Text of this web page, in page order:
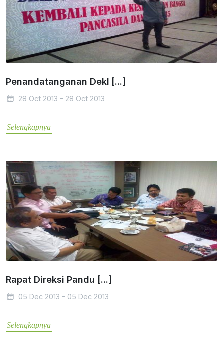
Penandatanganan Dekl [...]
28 Oct 2013 - 28 Oct 2013
Selengkapnya
Rapat Direksi Pandu [...]
05 Dec 2013 - 05 Dec 2013
Selengkapnya